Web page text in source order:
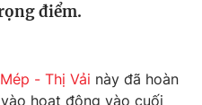
điểm.
- Thị Vải này đã hoàn
hoạt động vào cuối